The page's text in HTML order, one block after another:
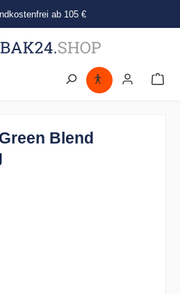
ab 105 €
Blend